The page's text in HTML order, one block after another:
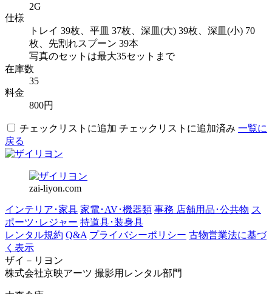
2G
仕様
トレイ 39枚、平皿 37枚、深皿(大) 39枚、深皿(小) 70
枚、先割れスプーン 39本
写真のセットは最大35セットまで
在庫数
35
料金
800円
チェックリストに追加 チェックリストに追加済み 一覧に
戻る
zai-liyon.com
インテリア･家具 家電･AV･機器類 事務 店舗用品･公共物 ス
ポーツ･レジャー 持道具･装身具
レンタル規約 Q&A プライバシーポリシー 古物営業法に基づ
く表示
ザイ－リヨン
株式会社京映アーツ 撮影用レンタル部門